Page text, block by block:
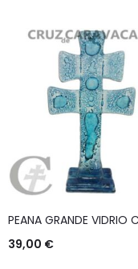
PEANA GRANDE VIDRIO
39,00 €